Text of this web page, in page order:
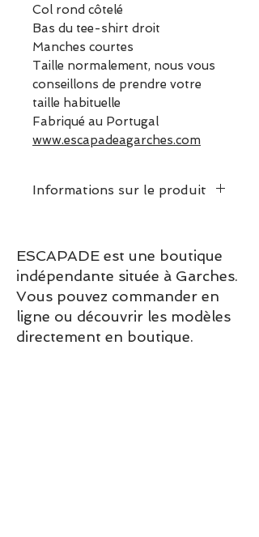
Col rond côtelé
Bas du tee-shirt droit
Manches courtes
Taille normalement, nous vous
conseillons de prendre votre
taille habituelle
Fabriqué au Portugal
www.escapadeagarches.com
Informations sur le produit
porte du M.
ESCAPADE est une boutique
indépendante située à Garches.
Vous pouvez commander en
ligne ou découvrir les modèles
directement en boutique.